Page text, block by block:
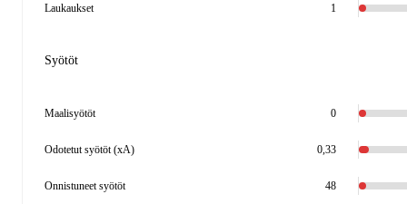
Laukaukset 1
Syötöt
Maalisyötöt 0
Odotetut syötöt (xA) 0,33
Onnistuneet syötöt 48